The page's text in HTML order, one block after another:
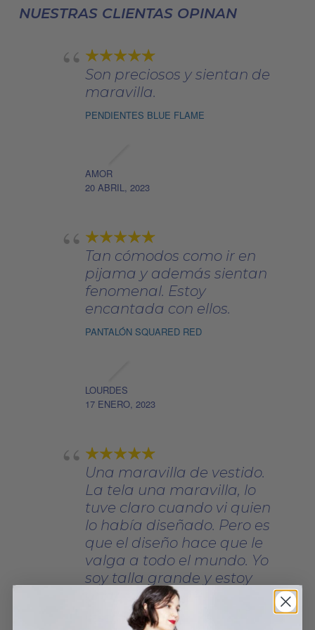
en
de
NUESTRAS CLIENTAS OPINAN
Son preciosos y sientan de
maravilla.
PENDIENTES BLUE FLAME
AMOR
20 ABRIL, 2023
Tan cómodos como ir en
pijama y además sientan
fenomenal. Estoy
encantada con ellos.
PANTALÓN SQUARED RED
LOURDES
17 ENERO, 2023
Una maravilla de vestido.
La tela una maravilla, lo
tuve claro cuando vi quien
lo había diseñado. Pero es
que el diseño hace que le
valga a todo el mundo. Yo
soy talla grande y estoy
guapisima con él.
VESTIDO BOVARY